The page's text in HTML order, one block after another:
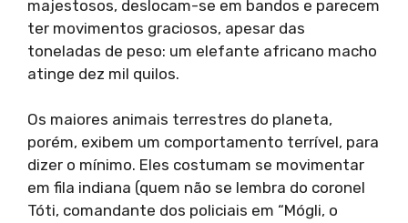
majestosos, deslocam-se em bandos e parecem
ter movimentos graciosos, apesar das
toneladas de peso: um elefante africano macho
atinge dez mil quilos.
Os maiores animais terrestres do planeta,
porém, exibem um comportamento terrível, para
dizer o mínimo. Eles costumam se movimentar
em fila indiana (quem não se lembra do coronel
Tóti, comandante dos policiais em “Mógli, o